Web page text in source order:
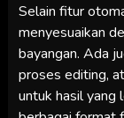
Selain fitur
menyesuaikan
bayangan. Ada
proses editing,
untuk hasil yang